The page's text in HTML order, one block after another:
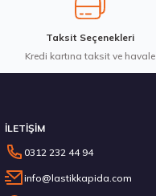
Taksit Seçenekleri
Kredi kartına taksit ve havale
İLETİŞİM
0312 232 44 94
info@lastikkapida.com